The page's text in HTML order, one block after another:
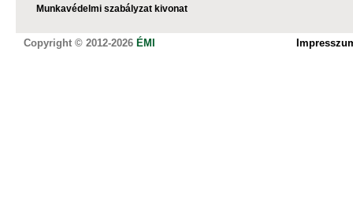
Munkavédelmi szabályzat kivonat
Copyright © 2012-2026 ÉMI